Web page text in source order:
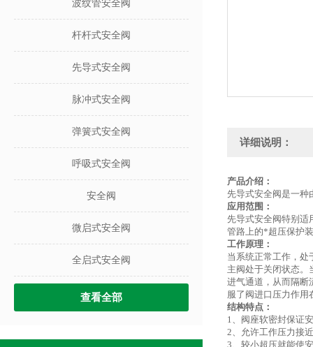
波纹管安全阀
杆杆式安全阀
先导式安全阀
脉冲式安全阀
弹簧式安全阀
呼吸式安全阀
安全阀
微启式安全阀
全启式安全阀
查看全部
详细说明：
产品介绍：
先导式安全阀是一种
应用范围：
先导式安全阀特别适
管路上的*超压保护
工作原理：
当系统正常工作，处
主阀处于关闭状态。
进气通道，从而隔断
服了阀进口压力作用
结构特点：
1、阀座软密封保证
2、允许工作压力接
3、较小超压就能使